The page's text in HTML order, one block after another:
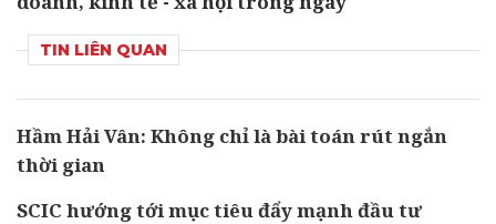
TIN LIÊN QUAN
Hầm Hải Vân: Không chỉ là bài toán rút ngắn
thời gian
SCIC hướng tới mục tiêu đẩy mạnh đầu tư